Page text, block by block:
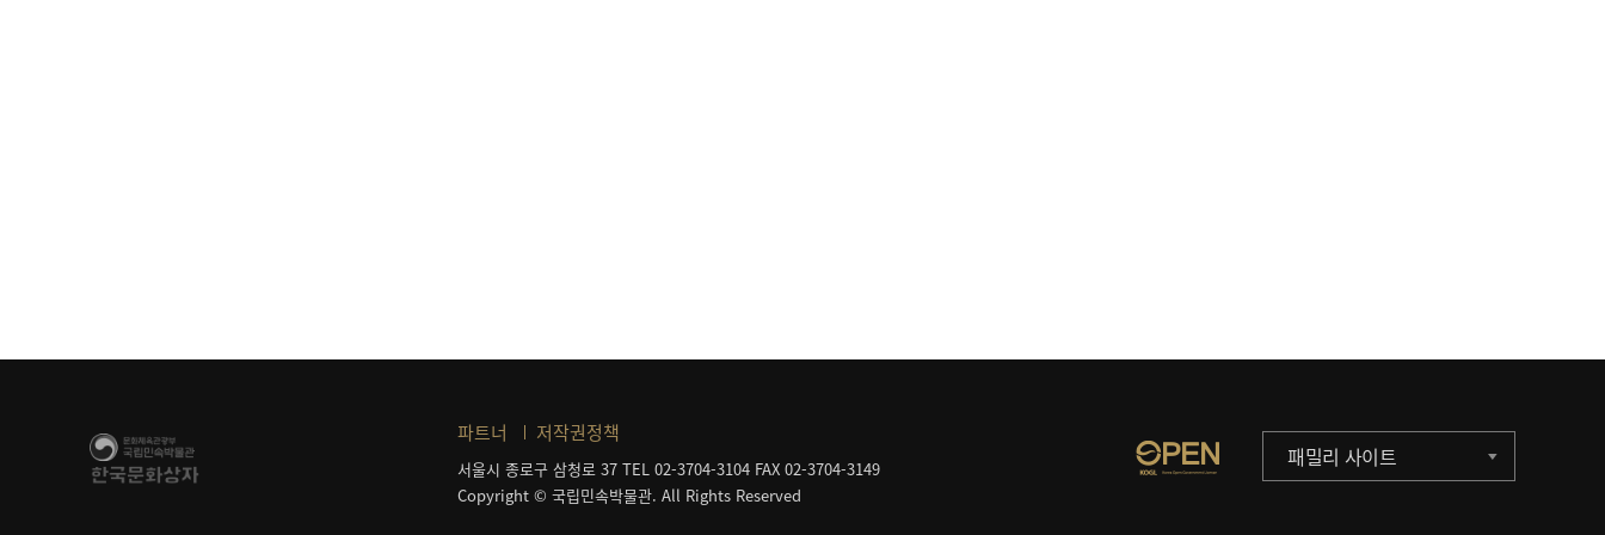
파트너 저작권정책
서울시 종로구 삼청로 37 TEL 02-3704-3104 FAX 02-3704-3149
Copyright © 국립민속박물관. All Rights Reserved
패밀리 사이트